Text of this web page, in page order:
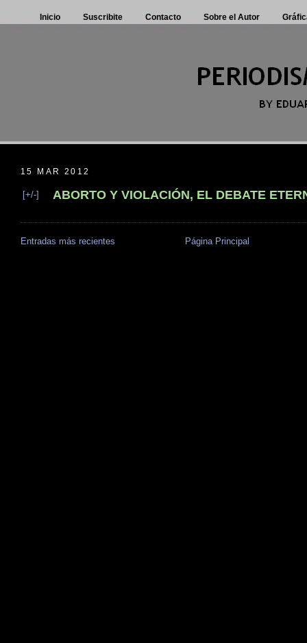
Inicio Suscribite Contacto Sobre el Autor
15 MAR 2012
[+/-] ABORTO Y VIOLACIÓN, EL DEBATE
Entradas más recientes Página Principal